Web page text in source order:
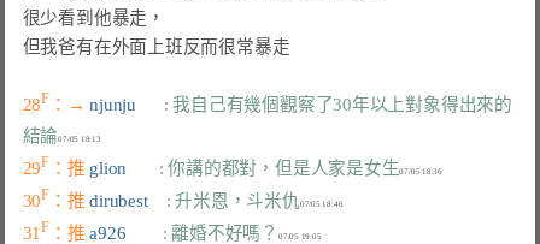
很少看到他暴走，
但我爸有在外面上班反而很常暴走
28F ：→ njunju : 我自己有幾個觀察了30年以上對象得出來的
結論
07/05 18:13
29F ：推 glion : 你講的都對，但是人家是女生
30F ：推 dirubest : 升米恩，斗米仇 07/05 18:46
31F ：推 a926 : 離婚不好嗎？ 07/05 19:05